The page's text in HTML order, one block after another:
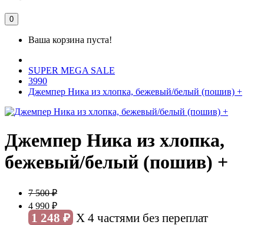
0
Ваша корзина пуста!
SUPER MEGA SALE
3990
Джемпер Ника из хлопка, бежевый/белый (пошив) +
Джемпер Ника из хлопка,
бежевый/белый (пошив) +
7 500 ₽
4 990 ₽
1 248 ₽ X 4 частями без переплат